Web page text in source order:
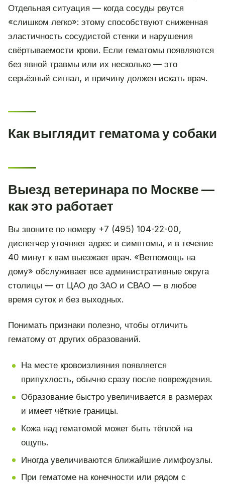
Отдельная ситуация — когда сосуды рвутся
«слишком легко»: этому способствуют сниженная
эластичность сосудистой стенки и нарушения
свёртываемости крови. Если гематомы появляются
без явной травмы или их несколько — это
серьёзный сигнал, и причину должен искать врач.
Как выглядит гематома у собаки
Выезд ветеринара по Москве —
как это работает
Вы звоните по номеру +7 (495) 104-22-00,
диспетчер уточняет адрес и симптомы, и в течение
40 минут к вам выезжает врач. «Ветпомощь на
дому» обслуживает все административные округа
столицы — от ЦАО до ЗАО и СВАО — в любое
время суток и без выходных.
Понимать признаки полезно, чтобы отличить
гематому от других образований.
На месте кровоизлияния появляется
припухлость, обычно сразу после повреждения.
Образование быстро увеличивается в размерах
и имеет чёткие границы.
Кожа над гематомой может быть тёплой на
ощупь.
Иногда увеличиваются ближайшие лимфоузлы.
При гематоме на конечности или рядом с